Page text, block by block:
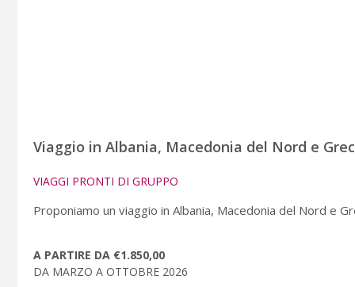
Viaggio in Albania, Macedonia del Nord e
VIAGGI PRONTI DI GRUPPO
Proponiamo un viaggio in Albania, Macedonia del Nord e
A PARTIRE DA €1.850,00
DA MARZO A OTTOBRE 2026